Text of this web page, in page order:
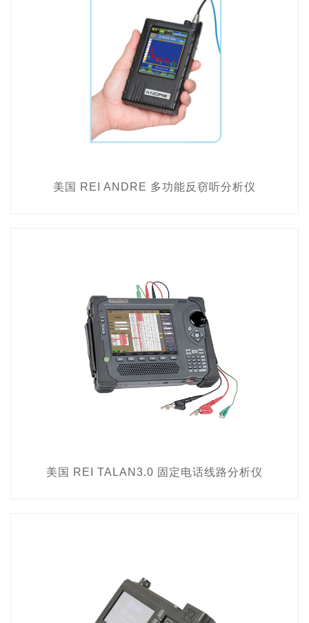
美国 REI ANDRE 多功能反窃听分析仪
美国 REI TALAN3.0 固定电话线路分析仪